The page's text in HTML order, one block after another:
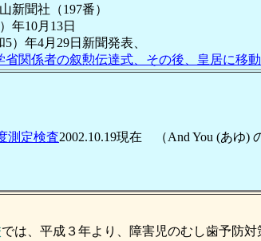
新聞社（197番）
年10月13日
5）年4月29日新聞発表、
省関係者の叙勲伝達式、その後、皇居に移
測定検査2002.10.19現在 （And You (あゆ)
では、平成３年より、障害児のむし歯予防